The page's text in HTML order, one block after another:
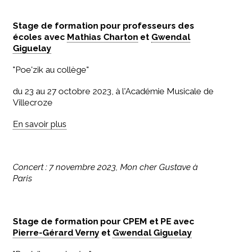
Stage de formation pour professeurs des
écoles avec Mathias Charton et Gwendal
Giguelay
"Poe'zik au collège"
du 23 au 27 octobre 2023, à l'Académie Musicale de
Villecroze
En savoir plus
Concert : 7 novembre 2023, Mon cher Gustave à
Paris
Stage de formation pour CPEM et PE avec
Pierre-Gérard Verny et Gwendal Giguelay